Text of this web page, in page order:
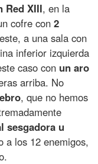
Red XIII, en la
cofre con2
a una sala con
inferior izquierda
caso con un aro
arriba. No
, que no hemos
sesgadora u
a los 12 enemigos,